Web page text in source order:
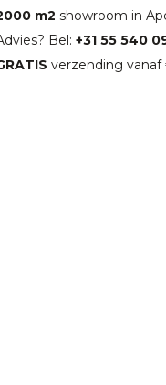
m2showroom in
Bel:+31 55 540
verzending vanaf